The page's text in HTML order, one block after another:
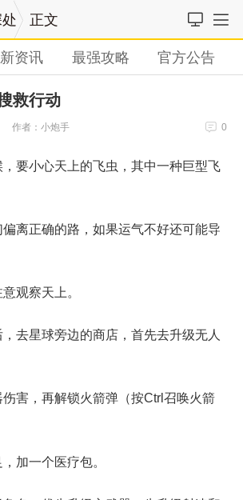
正文
资讯 最强攻略 官方公告
救行动
作者：小炮手 0
要小心天上的飞虫，其中一种巨型飞
离正确的路，如果运气不好还可能导
观察天上。
去星球旁边的商店，首先去升级无人
害，再解锁火箭弹（按Ctrl召唤火箭
加一个医疗包。